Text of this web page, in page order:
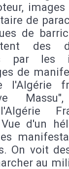
images
de
de
des
par les
de
l'Algérie
d'un
On voit
au